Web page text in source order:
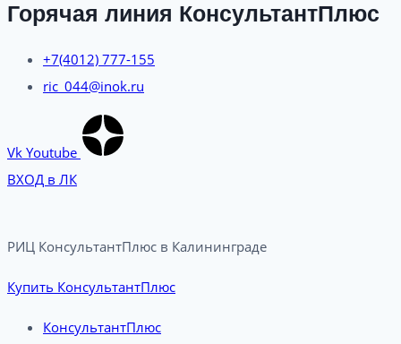
Горячая линия КонсультантПлюс
+7(4012) 777-155
ric_044@inok.ru
Vk Youtube
ВХОД в ЛК
РИЦ КонсультантПлюс в Калининграде​
Купить КонсультантПлюс
КонсультантПлюс